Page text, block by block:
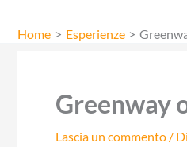
Home Esperienze
Greenway
Lascia un commento / Di